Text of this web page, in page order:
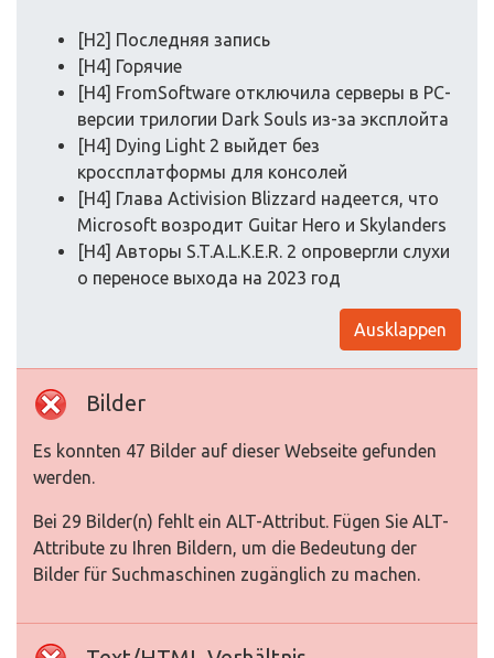
[H2] Последняя запись
[H4] Горячие
[H4] FromSoftware отключила серверы в PC-
версии трилогии Dark Souls из-за эксплойта
[H4] Dying Light 2 выйдет без
кроссплатформы для консолей
[H4] Глава Activision Blizzard надеется, что
Microsoft возродит Guitar Hero и Skylanders
[H4] Авторы S.T.A.L.K.E.R. 2 опровергли слухи
о переносе выхода на 2023 год
Ausklappen
Bilder
Es konnten 47 Bilder auf dieser Webseite gefunden
werden.
Bei 29 Bilder(n) fehlt ein ALT-Attribut. Fügen Sie ALT-
Attribute zu Ihren Bildern, um die Bedeutung der
Bilder für Suchmaschinen zugänglich zu machen.